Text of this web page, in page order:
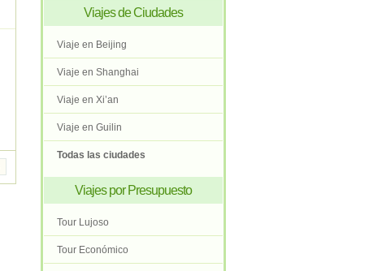
Viajes de Ciudades
Viaje en Beijing
Viaje en Shanghai
Viaje en Xi’an
Viaje en Guilin
Todas las ciudades
Viajes por Presupuesto
Tour Lujoso
Tour Económico